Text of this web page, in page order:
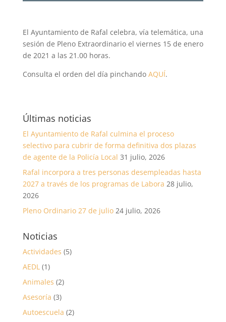
El Ayuntamiento de Rafal celebra, vía telemática, una
sesión de Pleno Extraordinario el viernes 15 de enero
de 2021 a las 21.00 horas.
Consulta el orden del día pinchando AQUÍ.
Últimas noticias
El Ayuntamiento de Rafal culmina el proceso
selectivo para cubrir de forma definitiva dos plazas
de agente de la Policía Local 31 julio, 2026
Rafal incorpora a tres personas desempleadas hasta
2027 a través de los programas de Labora 28 julio,
2026
Pleno Ordinario 27 de julio 24 julio, 2026
Noticias
Actividades (5)
AEDL(1)
Animales (2)
Asesoría (3)
Autoescuela (2)